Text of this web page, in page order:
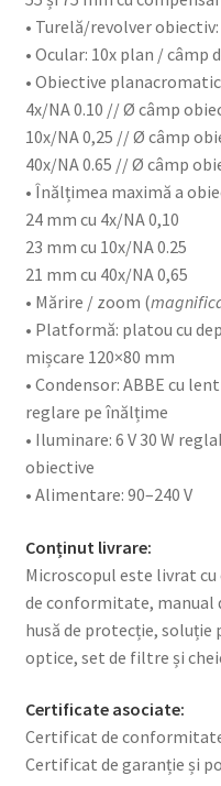
• Turelă/revolver
• Ocular: 10x plan / câmp
• Obiective
4x/NA 0.10 // Ø câmp
10x/NA 0,25 // Ø câmp
40x/NA 0.65 // Ø câmp
• Înălțimea maximă a
24 mm cu 4x/NA 0,10
23 mm cu 10x/NA 0.25
21 mm cu 40x/NA 0,65
• Mărire / zoom (
• Platformă: platou cu
mișcare 120×80 mm
• Condensor: ABBE cu
reglare pe înălțime
• Iluminare: 6 V 30 W
obiective
• Alimentare: 90–240 V
Conținut livrare:
Microscopul este livrat
de conformitate, manual
husă de protecție,
optice, set de filtre și
Certificate asociate:
Certificat de conformitate
Certificat de garanție și